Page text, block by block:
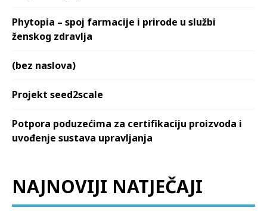
Phytopia – spoj farmacije i prirode u službi
ženskog zdravlja
(bez naslova)
Projekt seed2scale
Potpora poduzećima za certifikaciju proizvoda i
uvođenje sustava upravljanja
NAJNOVIJI NATJEČAJI